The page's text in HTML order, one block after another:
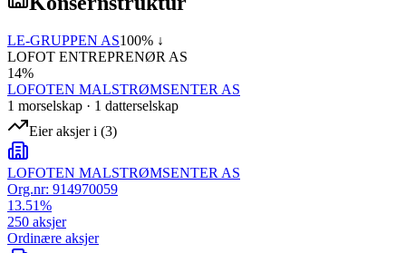
LE-GRUPPEN AS100% ↓
LOFOT ENTREPRENØR AS
14%
LOFOTEN MALSTRØMSENTER AS
1 morselskap · 1 datterselskap
Eier aksjer i (3)
LOFOTEN MALSTRØMSENTER AS
Org.nr: 914970059
13.51%
250 aksjer
Ordinære aksjer